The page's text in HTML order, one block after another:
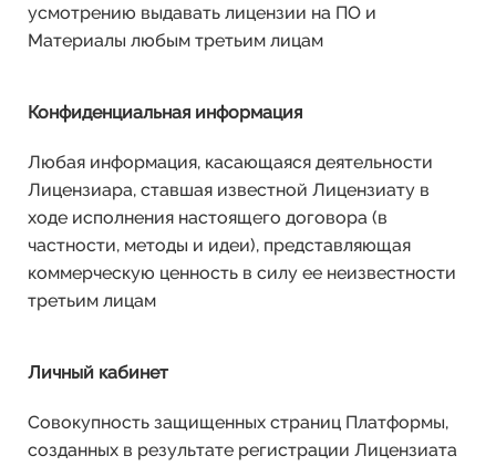
усмотрению выдавать лицензии на ПО и
Материалы любым третьим лицам
Конфиденциальная информация
Любая информация, касающаяся деятельности
Лицензиара, ставшая известной Лицензиату в
ходе исполнения настоящего договора (в
частности, методы и идеи), представляющая
коммерческую ценность в силу ее неизвестности
третьим лицам
Личный кабинет
Совокупность защищенных страниц Платформы,
созданных в результате регистрации Лицензиата